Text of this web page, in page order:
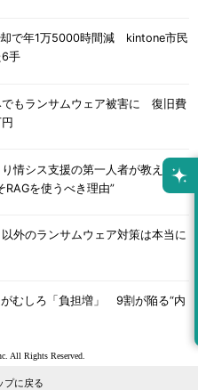
で年1万5000時間減 kintone市民
6手
でもランサムウェア被害に 復旧費
り情シス支援の第一人者が教え
RAGを使うべき理由”
以外のランサムウェア対策は本当に
むしろ「負担増」 9割が陥る“内
All Rights Reserved.
プに戻る